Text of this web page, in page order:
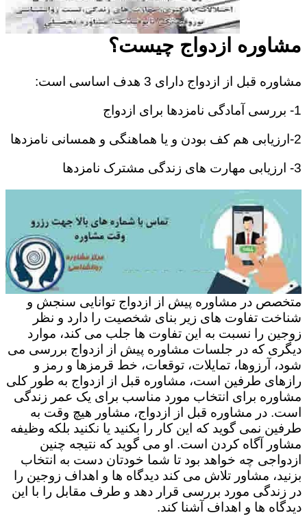
مشاوره ازدواج چیست؟
مشاوره قبل از ازدواج دارای 3 هدف اساسی است:
1- بررسی آمادگی نامزدها برای ازدواج
2-ارزیابی هم کف بودن و یا هماهنگی و همسانی نامزدها
3- ارزیابی مهارت های زندگی مشترک نامزدها
متخصص در مشاوره پیش از ازدواج توانایی سنجش و
شناخت تفاوت های زیر بنای شخصیت را دارد و نظر
زوجین را نسبت به این تفاوت ها جلب می کند، موارد
دیگری که در جلسات مشاوره پیش از ازدواج بررسی می
شود، آرزوها، تمایلات، توقعات، خط قرمزها و رمز و
رازهای طرفین است، مشاوره قبل از ازدواج به طور کلی
مشاوره برای انتخاب مورد مناسب برای یک عمر زندگی
است. در مشاوره قبل از ازدواج، مشاور هیچ وقت به
طرفین نمی گوید که این کار را بکنید یا نکنید بلکه وظیفه
مشاور آگاه کردن است. او می گوید که نتیجه چنین
ازدواجی چه خواهد بود تا شما خودتان دست به انتخاب
بزنید، مشاور تلاش می کند دیدگاه ها و اهداف زوجین را
در زندگی مورد بررسی قرار دهد و طرف مقابل را با این
دیدگاه ها و اهداف آشنا کند.